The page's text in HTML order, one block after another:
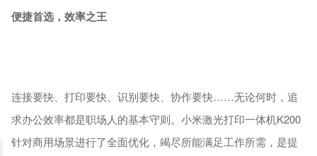
便捷首选，效率之王
连接要快、打印要快、识别要快、协作要快……无论何时，追
求办公效率都是职场人的基本守则。小米激光打印一体机K200
针对商用场景进行了全面优化，竭尽所能满足工作所需，是提